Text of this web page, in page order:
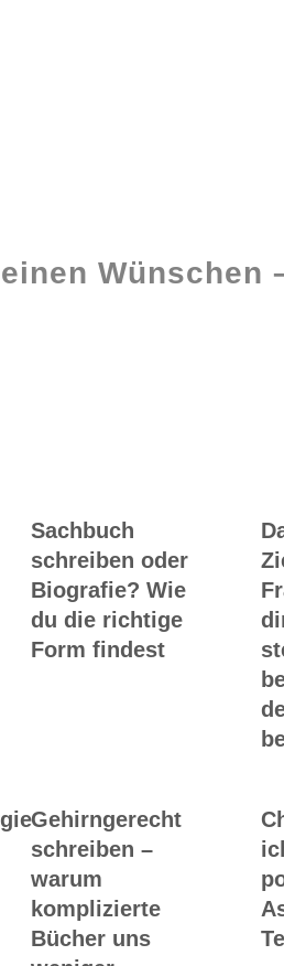
Wünschen
Sachbuch
schreiben oder
Biografie? Wie
du die richtige
Form findest
Gehirngerecht
schreiben –
warum
komplizierte
Bücher uns